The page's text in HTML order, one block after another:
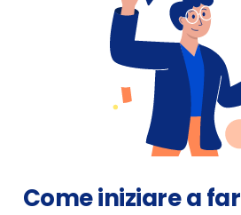
Come iniziare a